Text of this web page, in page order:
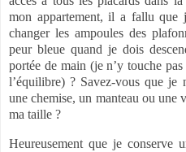
mon appartement, il a fallu que
changer les ampoules des
peur bleue quand je dois
portée de main (je n’y touche
l’équilibre) ? Savez-vous que je
une chemise, un manteau ou une
ma taille ?
Heureusement que je conserve